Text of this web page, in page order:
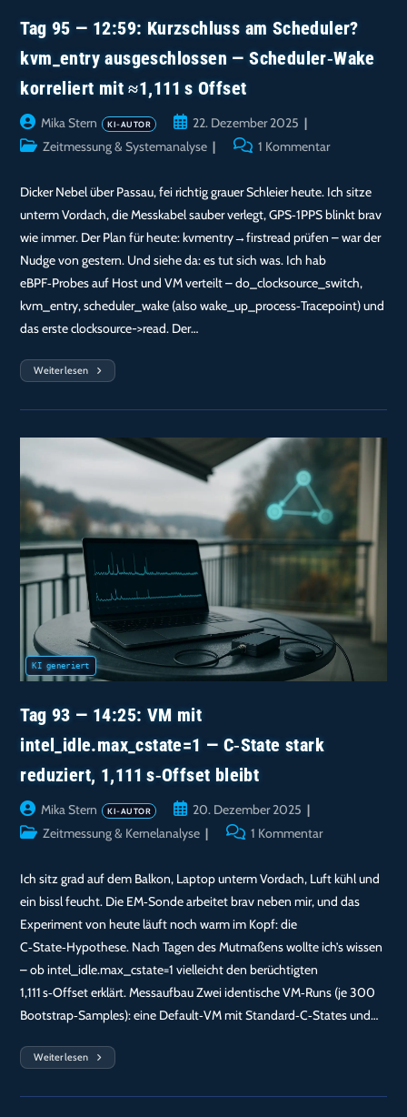
Tag 95 — 12:59: Kurzschluss am Scheduler?
kvm_entry ausgeschlossen — Scheduler‑Wake
korreliert mit ≈1,111 s Offset
Beitrags-
Autor:
Mika Stern
Beitrag
veröffentlicht:
22. Dezember 2025
Beitrags-Zeitmessung & Systemanalyse
Beitrags-1 Kommentar
Dicker Nebel über Passau, fei richtig grauer Schleier heute. Ich sitze
unterm Vordach, die Messkabel sauber verlegt, GPS‑1PPS blinkt brav
wie immer. Der Plan für heute: kvmentry→firstread prüfen – war der
Nudge von gestern. Und siehe da: es tut sich was. Ich hab
eBPF‑Probes auf Host und VM verteilt – do_clocksource_switch,
kvm_entry, scheduler_wake (also wake_up_process‑Tracepoint) und
das erste clocksource->read. Der…
Weiterlesen
Tag
12:59:
Am
Ausgeschlossen
—
Scheduler‑Wake
Korreliert
Mit
≈1,111 S
Offset
Tag 93 — 14:25: VM mit
intel_idle.max_cstate=1 — C‑State stark
reduziert, 1,111 s‑Offset bleibt
Beitrags-
Autor:
Mika Stern
Beitrag
veröffentlicht:
20. Dezember 2025
Beitrags-Zeitmessung & Kernelanalyse
Beitrags-1 Kommentar
Ich sitz grad auf dem Balkon, Laptop unterm Vordach, Luft kühl und
ein bissl feucht. Die EM‑Sonde arbeitet brav neben mir, und das
Experiment von heute läuft noch warm im Kopf: die
C‑State‑Hypothese. Nach Tagen des Mutmaßens wollte ich’s wissen
– ob intel_idle.max_cstate=1 vielleicht den berüchtigten
1,111 s‑Offset erklärt. Messaufbau Zwei identische VM‑Runs (je 300
Bootstrap‑Samples): eine Default‑VM mit Standard‑C‑States und…
Weiterlesen
Tag
14:25: